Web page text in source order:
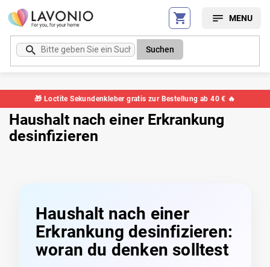
Zum
Inhalt
springen
🎁 Loctite Sekundenkleber gratis zur Bestellung ab 40 € 🔥
Suchen
Haushalt nach einer Erkrankung
desinfizieren
Haushalt nach einer
Erkrankung desinfizieren:
woran du denken solltest